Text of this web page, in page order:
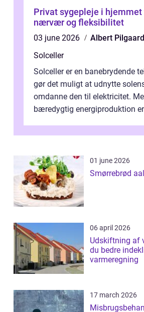
Privat sygepleje i hjemmet tryghed,
nærvær og fleksibilitet
03 june 2026
Albert Pilgaard
Solceller
Solceller er en banebrydende
gør det muligt at udnytte
omdanne den til elektricitet.
bæredygtig energiproduktion
01 june 2026
Smørrebrød
06 april 2026
Udskiftning af
du bedre
varmeregning
17 march 2026